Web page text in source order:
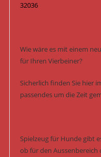
32036
Wie wäre es mit einem
für Ihren Vierbeiner?
Sicherlich finden Sie hier
passendes um die Zeit
Spielzeug für Hunde gibt
ob für den